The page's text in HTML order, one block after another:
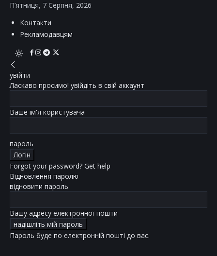
П’ятниця, 7 Серпня, 2026
Контакти
Рекламодавцям
увійти
Ласкаво просимо! увійдіть в свій аккаунт
Ваше ім'я користувача
пароль
Forgot your password? Get help
Відновлення паролю
відновити пароль
Вашу адресу електронної пошти
Пароль буде по електронній пошті до вас.